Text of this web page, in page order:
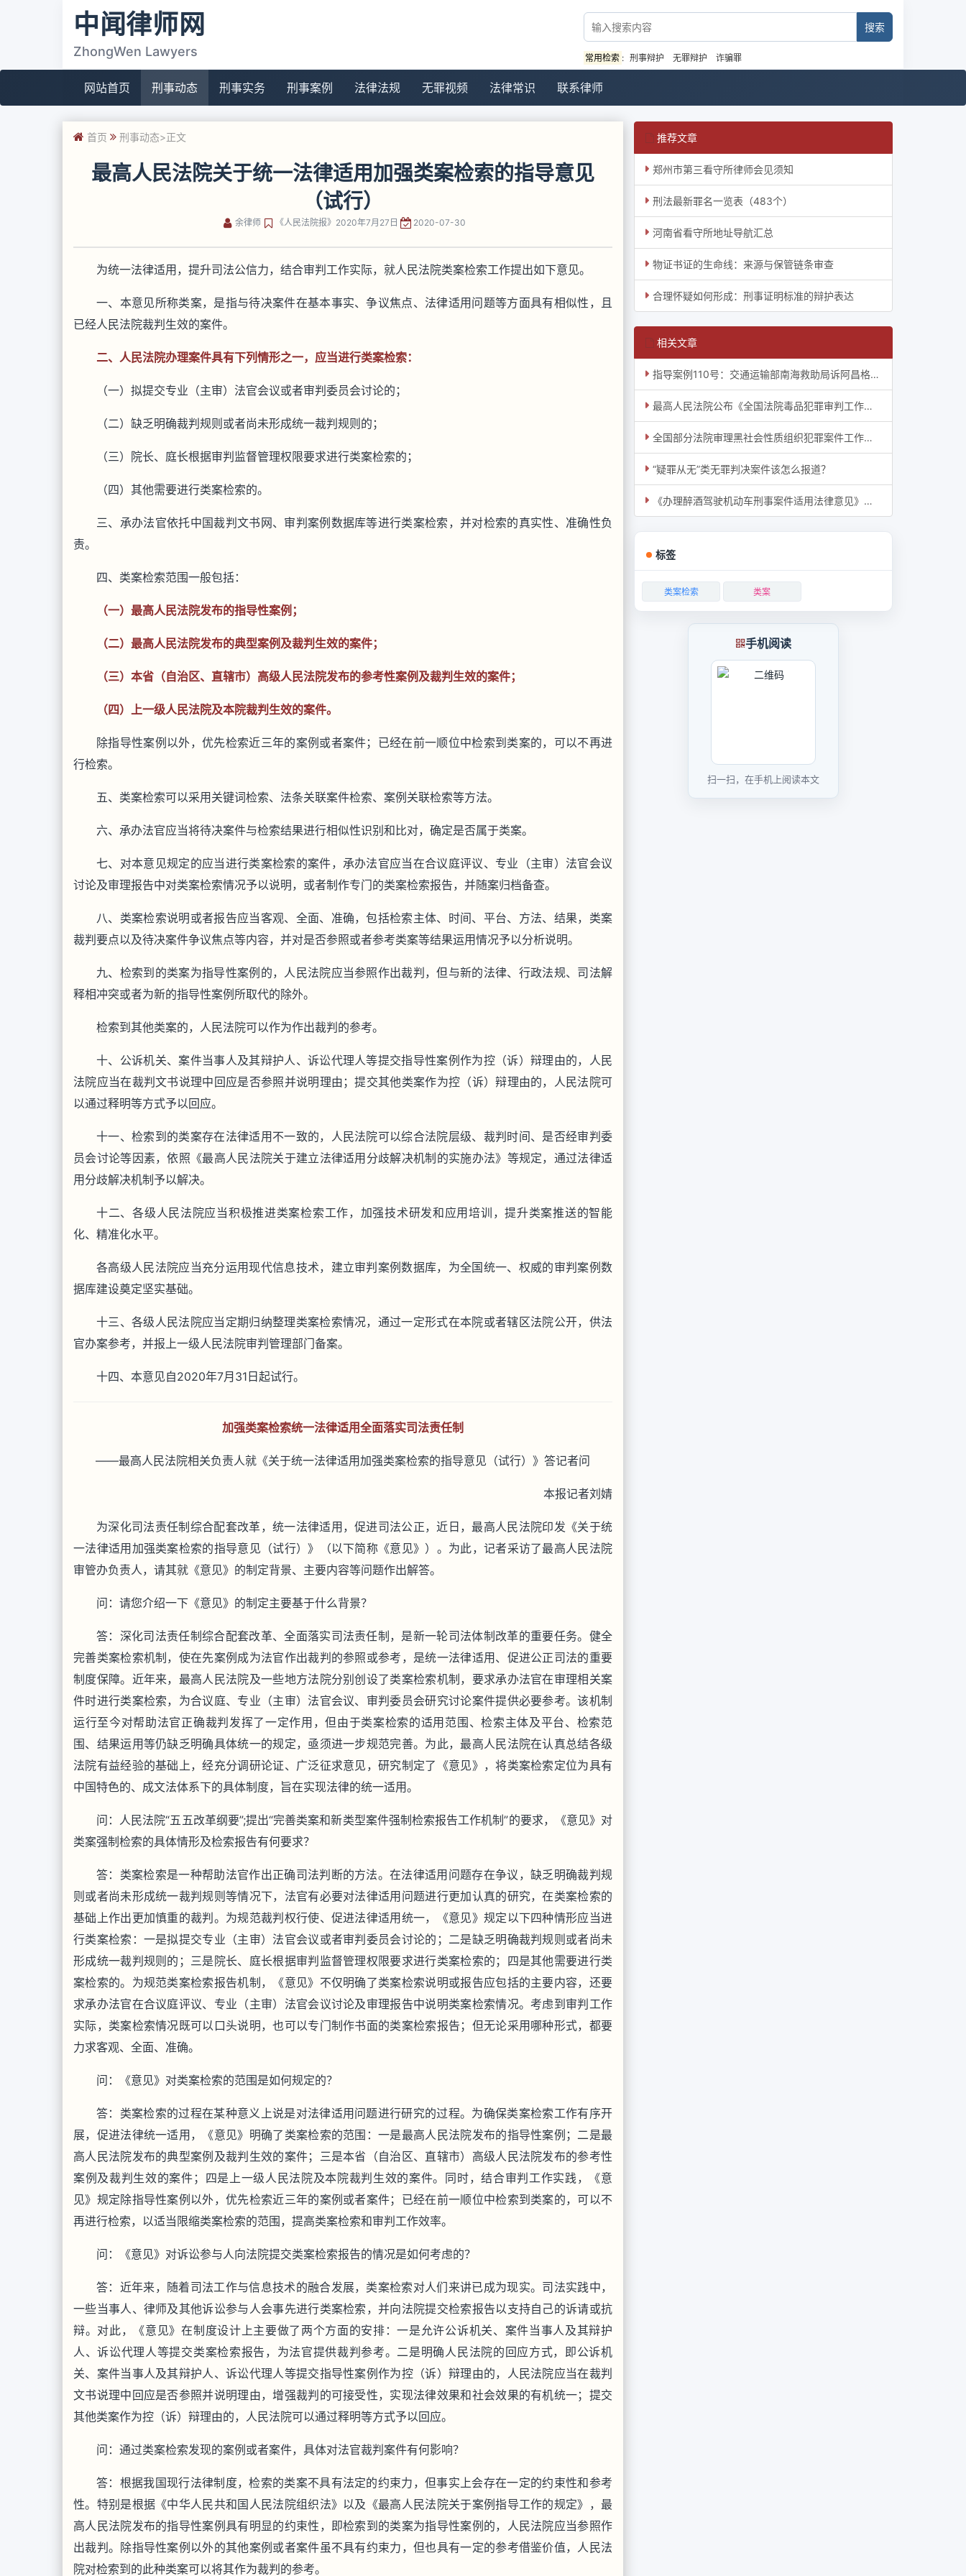
中闻律师网
ZhongWen Lawyers 常用检索 : 刑事辩护 无罪辩护 诈骗罪
网站首页 刑事动态 刑事实务 刑事案例 法律法规 无罪视频 法律常识 联系律师
首页 刑事动态>正文
最高人民法院关于统一法律适用加强类案检索的指导意见
（试行）
余律师 《人民法院报》2020年7月27日 2020-07-30
为统一法律适用，提升司法公信力，结合审判工作实际，就人民法院类案检索工作提出如下意见。
一、本意见所称类案，是指与待决案件在基本事实、争议焦点、法律适用问题等方面具有相似性，且
已经人民法院裁判生效的案件。
二、人民法院办理案件具有下列情形之一，应当进行类案检索：
（一）拟提交专业（主审）法官会议或者审判委员会讨论的；
（二）缺乏明确裁判规则或者尚未形成统一裁判规则的；
（三）院长、庭长根据审判监督管理权限要求进行类案检索的；
（四）其他需要进行类案检索的。
三、承办法官依托中国裁判文书网、审判案例数据库等进行类案检索，并对检索的真实性、准确性负
责。
四、类案检索范围一般包括：
（一）最高人民法院发布的指导性案例；
（二）最高人民法院发布的典型案例及裁判生效的案件；
（三）本省（自治区、直辖市）高级人民法院发布的参考性案例及裁判生效的案件；
（四）上一级人民法院及本院裁判生效的案件。
除指导性案例以外，优先检索近三年的案例或者案件；已经在前一顺位中检索到类案的，可以不再进
行检索。
五、类案检索可以采用关键词检索、法条关联案件检索、案例关联检索等方法。
六、承办法官应当将待决案件与检索结果进行相似性识别和比对，确定是否属于类案。
七、对本意见规定的应当进行类案检索的案件，承办法官应当在合议庭评议、专业（主审）法官会议
讨论及审理报告中对类案检索情况予以说明，或者制作专门的类案检索报告，并随案归档备查。
八、类案检索说明或者报告应当客观、全面、准确，包括检索主体、时间、平台、方法、结果，类案
裁判要点以及待决案件争议焦点等内容，并对是否参照或者参考类案等结果运用情况予以分析说明。
九、检索到的类案为指导性案例的，人民法院应当参照作出裁判，但与新的法律、行政法规、司法解
释相冲突或者为新的指导性案例所取代的除外。
检索到其他类案的，人民法院可以作为作出裁判的参考。
十、公诉机关、案件当事人及其辩护人、诉讼代理人等提交指导性案例作为控（诉）辩理由的，人民
法院应当在裁判文书说理中回应是否参照并说明理由；提交其他类案作为控（诉）辩理由的，人民法院可
以通过释明等方式予以回应。
十一、检索到的类案存在法律适用不一致的，人民法院可以综合法院层级、裁判时间、是否经审判委
员会讨论等因素，依照《最高人民法院关于建立法律适用分歧解决机制的实施办法》等规定，通过法律适
用分歧解决机制予以解决。
十二、各级人民法院应当积极推进类案检索工作，加强技术研发和应用培训，提升类案推送的智能
化、精准化水平。
各高级人民法院应当充分运用现代信息技术，建立审判案例数据库，为全国统一、权威的审判案例数
据库建设奠定坚实基础。
十三、各级人民法院应当定期归纳整理类案检索情况，通过一定形式在本院或者辖区法院公开，供法
官办案参考，并报上一级人民法院审判管理部门备案。
十四、本意见自2020年7月31日起试行。
加强类案检索统一法律适用全面落实司法责任制
——最高人民法院相关负责人就《关于统一法律适用加强类案检索的指导意见（试行）》答记者问
本报记者刘婧
为深化司法责任制综合配套改革，统一法律适用，促进司法公正，近日，最高人民法院印发《关于统
一法律适用加强类案检索的指导意见（试行）》（以下简称《意见》）。为此，记者采访了最高人民法院
审管办负责人，请其就《意见》的制定背景、主要内容等问题作出解答。
问：请您介绍一下《意见》的制定主要基于什么背景？
答：深化司法责任制综合配套改革、全面落实司法责任制，是新一轮司法体制改革的重要任务。健全
完善类案检索机制，使在先案例成为法官作出裁判的参照或参考，是统一法律适用、促进公正司法的重要
制度保障。近年来，最高人民法院及一些地方法院分别创设了类案检索机制，要求承办法官在审理相关案
件时进行类案检索，为合议庭、专业（主审）法官会议、审判委员会研究讨论案件提供必要参考。该机制
运行至今对帮助法官正确裁判发挥了一定作用，但由于类案检索的适用范围、检索主体及平台、检索范
围、结果运用等仍缺乏明确具体统一的规定，亟须进一步规范完善。为此，最高人民法院在认真总结各级
法院有益经验的基础上，经充分调研论证、广泛征求意见，研究制定了《意见》，将类案检索定位为具有
中国特色的、成文法体系下的具体制度，旨在实现法律的统一适用。
问：人民法院“五五改革纲要”;提出“完善类案和新类型案件强制检索报告工作机制”的要求，《意见》对
类案强制检索的具体情形及检索报告有何要求？
答：类案检索是一种帮助法官作出正确司法判断的方法。在法律适用问题存在争议，缺乏明确裁判规
则或者尚未形成统一裁判规则等情况下，法官有必要对法律适用问题进行更加认真的研究，在类案检索的
基础上作出更加慎重的裁判。为规范裁判权行使、促进法律适用统一，《意见》规定以下四种情形应当进
行类案检索：一是拟提交专业（主审）法官会议或者审判委员会讨论的；二是缺乏明确裁判规则或者尚未
形成统一裁判规则的；三是院长、庭长根据审判监督管理权限要求进行类案检索的；四是其他需要进行类
案检索的。为规范类案检索报告机制，《意见》不仅明确了类案检索说明或报告应包括的主要内容，还要
求承办法官在合议庭评议、专业（主审）法官会议讨论及审理报告中说明类案检索情况。考虑到审判工作
实际，类案检索情况既可以口头说明，也可以专门制作书面的类案检索报告；但无论采用哪种形式，都要
力求客观、全面、准确。
问：《意见》对类案检索的范围是如何规定的？
答：类案检索的过程在某种意义上说是对法律适用问题进行研究的过程。为确保类案检索工作有序开
展，促进法律统一适用，《意见》明确了类案检索的范围：一是最高人民法院发布的指导性案例；二是最
高人民法院发布的典型案例及裁判生效的案件；三是本省（自治区、直辖市）高级人民法院发布的参考性
案例及裁判生效的案件；四是上一级人民法院及本院裁判生效的案件。同时，结合审判工作实践，《意
见》规定除指导性案例以外，优先检索近三年的案例或者案件；已经在前一顺位中检索到类案的，可以不
再进行检索，以适当限缩类案检索的范围，提高类案检索和审判工作效率。
问：《意见》对诉讼参与人向法院提交类案检索报告的情况是如何考虑的？
答：近年来，随着司法工作与信息技术的融合发展，类案检索对人们来讲已成为现实。司法实践中，
一些当事人、律师及其他诉讼参与人会事先进行类案检索，并向法院提交检索报告以支持自己的诉请或抗
辩。对此，《意见》在制度设计上主要做了两个方面的安排：一是允许公诉机关、案件当事人及其辩护
人、诉讼代理人等提交类案检索报告，为法官提供裁判参考。二是明确人民法院的回应方式，即公诉机
关、案件当事人及其辩护人、诉讼代理人等提交指导性案例作为控（诉）辩理由的，人民法院应当在裁判
文书说理中回应是否参照并说明理由，增强裁判的可接受性，实现法律效果和社会效果的有机统一；提交
其他类案作为控（诉）辩理由的，人民法院可以通过释明等方式予以回应。
问：通过类案检索发现的案例或者案件，具体对法官裁判案件有何影响？
答：根据我国现行法律制度，检索的类案不具有法定的约束力，但事实上会存在一定的约束性和参考
性。特别是根据《中华人民共和国人民法院组织法》以及《最高人民法院关于案例指导工作的规定》，最
高人民法院发布的指导性案例具有明显的约束性，即检索到的类案为指导性案例的，人民法院应当参照作
出裁判。除指导性案例以外的其他案例或者案件虽不具有约束力，但也具有一定的参考借鉴价值，人民法
院对检索到的此种类案可以将其作为裁判的参考。
推荐文章
郑州市第三看守所律师会见须知
刑法最新罪名一览表（483个）
河南省看守所地址导航汇总
物证书证的生命线：来源与保管链条审查
合理怀疑如何形成：刑事证明标准的辩护表达
相关文章
指导案例110号：交通运输部南海救助局诉阿昌格罗斯投资公司、香港安达欧森有限公司上海代
最高人民法院公布《全国法院毒品犯罪审判工作座谈会纪要》
全国部分法院审理黑社会性质组织犯罪案件工作座谈会纪要
“疑罪从无”类无罪判决案件该怎么报道？
《办理醉酒驾驶机动车刑事案件适用法律意见》的理解与适用
标签
类案检索 类案
手机阅读
扫一扫，在手机上阅读本文